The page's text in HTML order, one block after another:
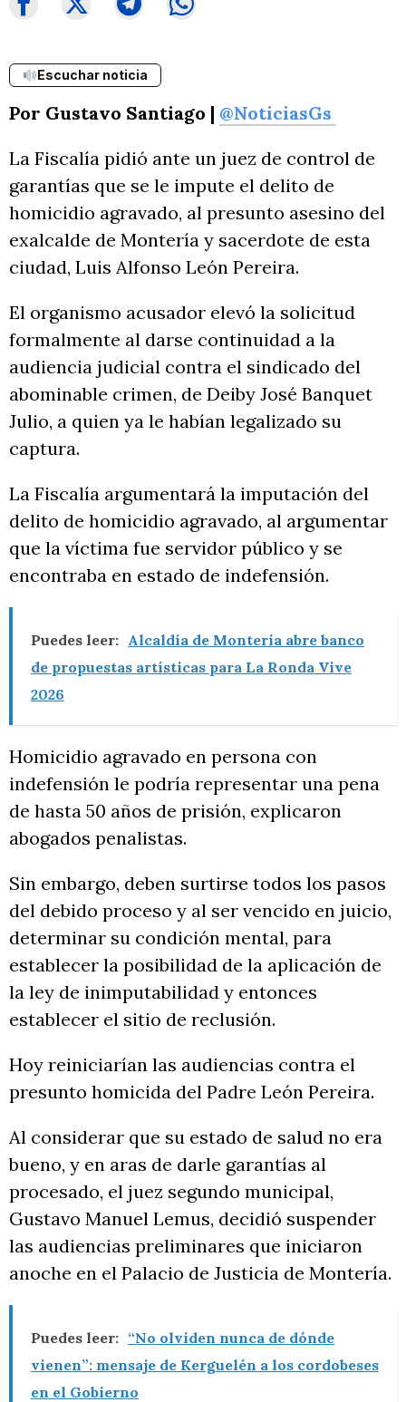
Escuchar noticia
Por Gustavo Santiago | @NoticiasGs
La Fiscalía pidió ante un juez de control de
garantías que se le impute el delito de
homicidio agravado, al presunto asesino del
exalcalde de Montería y sacerdote de esta
ciudad, Luis Alfonso León Pereira.
El organismo acusador elevó la solicitud
formalmente al darse continuidad a la
audiencia judicial contra el sindicado del
abominable crimen, de Deiby José Banquet
Julio, a quien ya le habían legalizado su
captura.
La Fiscalía argumentará la imputación del
delito de homicidio agravado, al argumentar
que la víctima fue servidor público y se
encontraba en estado de indefensión.
Puedes leer: Alcaldía de Montería abre banco
de propuestas artísticas para La Ronda Vive
2026
Homicidio agravado en persona con
indefensión le podría representar una pena
de hasta 50 años de prisión, explicaron
abogados penalistas.
Sin embargo, deben surtirse todos los pasos
del debido proceso y al ser vencido en juicio,
determinar su condición mental, para
establecer la posibilidad de la aplicación de
la ley de inimputabilidad y entonces
establecer el sitio de reclusión.
Hoy reiniciarían las audiencias contra el
presunto homicida del Padre León Pereira.
Al considerar que su estado de salud no era
bueno, y en aras de darle garantías al
procesado, el juez segundo municipal,
Gustavo Manuel Lemus, decidió suspender
las audiencias preliminares que iniciaron
anoche en el Palacio de Justicia de Montería.
Puedes leer: “No olviden nunca de dónde
vienen”: mensaje de Kerguelén a los cordobeses
en el Gobierno